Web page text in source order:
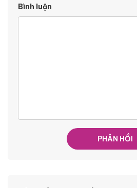
Bình luận